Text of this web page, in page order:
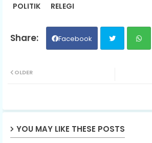
POLITIK
RELEGI
Facebook
ap
OLDER
YOU MAY LIKE THESE POSTS